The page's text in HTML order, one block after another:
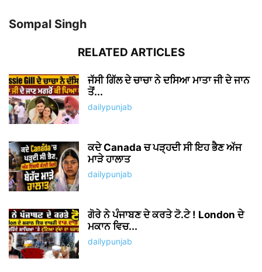
Sompal Singh
RELATED ARTICLES
ਜੱਸੀ ਗਿੱਲ ਦੇ ਚਾਚਾ ਨੇ ਦਸਿਆ ਮਾਤਾ ਜੀ ਦੇ ਜਾਨ
ਤੋਂ...
dailypunjab
ਕਦੇ Canada ਚ ਪੜ੍ਹਦੀ ਸੀ ਇਹ ਭੈਣ ਅੱਜ
ਮਾੜੇ ਹਾਲਾਤ
dailypunjab
ਗੋਰੇ ਨੇ ਪੰਜਾਬਣ ਦੇ ਕਰਤੇ ਟੋ.ਟੇ ! London ਦੇ
ਮਕਾਨ ਵਿਚ...
dailypunjab